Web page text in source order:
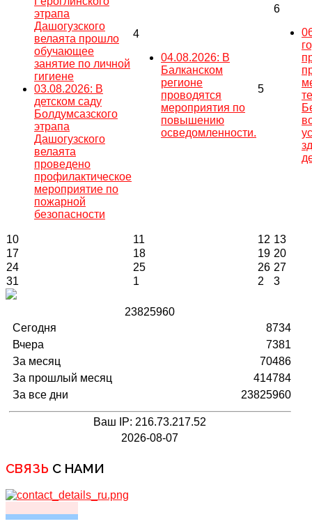
этрапа
Дашогузского
велаята прошло
обучающее
занятие по личной
гигиене
03.08.2026: В
детском саду
Болдумсазского
этрапа
Дашогузского
велаята
проведено
профилактическое
мероприятие по
пожарной
безопасности
4
04.08.2026: В
Балканском
регионе
проводятся
мероприятия по
повышению
осведомленности.
5
6
10 11 12 13
17
18 19 20
24
25 26 27
31
1 2 3
23825960
Сегодня
Вчера
За месяц
За прошлый месяц
За все дни
8734
7381
70486
414784
23825960
Ваш IP: 216.73.217.52
2026-08-07
СВЯЗЬ С НАМИ